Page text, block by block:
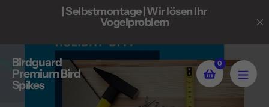
| Selbstmontage | Wir lösen Ihr
Vogelproblem
Birdguard
Premium Bird
Spikes
0